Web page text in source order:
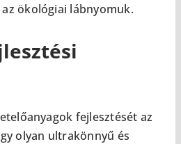
ökológiai lábnyomuk.
fejlesztését az
olyan ultrakönnyű és